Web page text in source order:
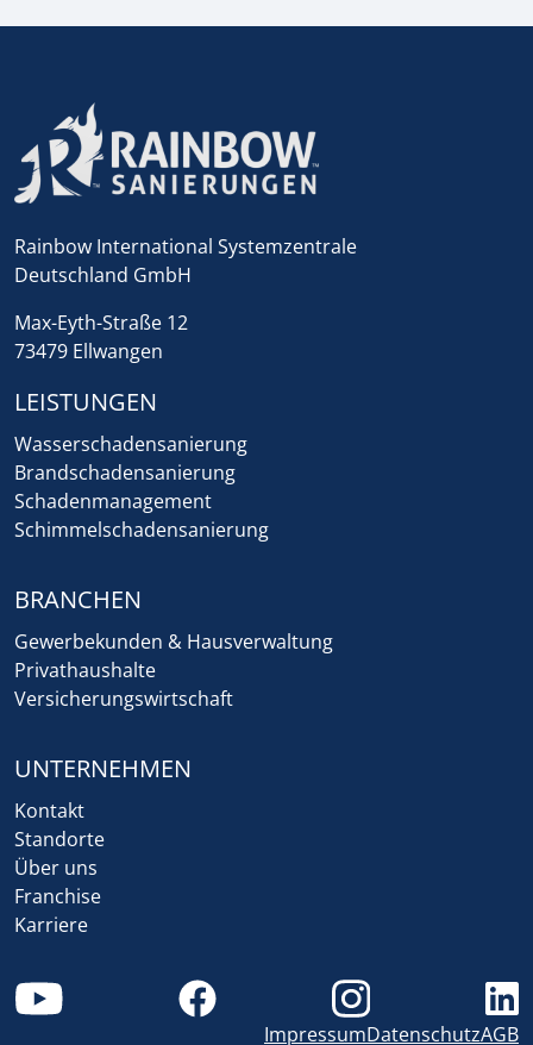
Rainbow International Systemzentrale
Deutschland GmbH
Max-Eyth-Straße 12
73479 Ellwangen
LEISTUNGEN
Wasserschadensanierung
Brandschadensanierung
Schadenmanagement
Schimmelschadensanierung
BRANCHEN
Gewerbekunden & Hausverwaltung
Privathaushalte
Versicherungswirtschaft
UNTERNEHMEN
Kontakt
Standorte
Über uns
Franchise
Karriere
ImpressumDatenschutzAGB